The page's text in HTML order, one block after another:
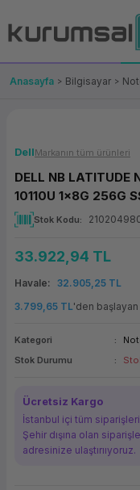
(Firewall)
Makinesi
Makinesi
Çözümleri
Bağlantı
Yedekleme
Ürünler
Paketi
Anasayfa Bilgisayar
DellMarkanın tüm ürünleri
DELL NB LATITUDE
10110U 1x8G 256G
Stok Kodu
33.922,94 TL
Havale
32.905,25 TL
3.799,65 TL'den
Kategori
Stok Durumu
Ücretsiz Kargo
İstanbul içi tüm
Şehir dışına olan
adresinize ulaştırııyoruz.